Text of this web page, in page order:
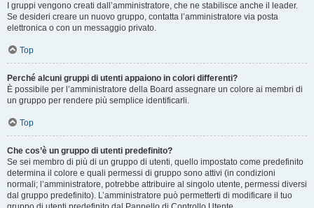
I gruppi vengono creati dall’amministratore, che ne stabilisce anche il leader.
Se desideri creare un nuovo gruppo, contatta l’amministratore via posta
elettronica o con un messaggio privato.
Top
Perché alcuni gruppi di utenti appaiono in colori differenti?
È possibile per l’amministratore della Board assegnare un colore ai membri di
un gruppo per rendere più semplice identificarli.
Top
Che cos’è un gruppo di utenti predefinito?
Se sei membro di più di un gruppo di utenti, quello impostato come predefinito
determina il colore e quali permessi di gruppo sono attivi (in condizioni
normali; l’amministratore, potrebbe attribuire al singolo utente, permessi diversi
dal gruppo predefinito). L’amministratore può permetterti di modificare il tuo